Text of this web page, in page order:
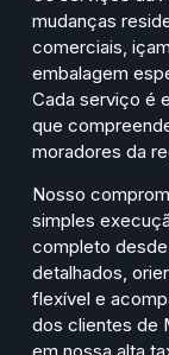
mudanças
comerciais,
embalagem
Cada serviço é
que
moradores da
Nosso
simples
completo
detalhados,
flexível e
dos clientes de